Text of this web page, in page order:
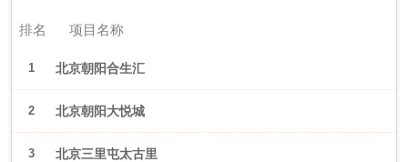
排名 项目名称
1 北京朝阳合生汇
2 北京朝阳大悦城
3 北京三里屯太古里